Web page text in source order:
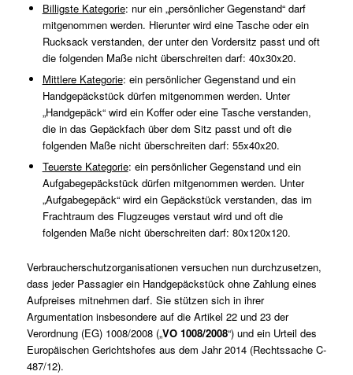
Billigste Kategorie: nur ein „persönlicher Gegenstand“ darf
mitgenommen werden. Hierunter wird eine Tasche oder ein
Rucksack verstanden, der unter den Vordersitz passt und oft
die folgenden Maße nicht überschreiten darf: 40x30x20.
Mittlere Kategorie: ein persönlicher Gegenstand und ein
Handgepäckstück dürfen mitgenommen werden. Unter
„Handgepäck“ wird ein Koffer oder eine Tasche verstanden,
die in das Gepäckfach über dem Sitz passt und oft die
folgenden Maße nicht überschreiten darf: 55x40x20.
Teuerste Kategorie: ein persönlicher Gegenstand und ein
Aufgabegepäckstück dürfen mitgenommen werden. Unter
„Aufgabegepäck“ wird ein Gepäckstück verstanden, das im
Frachtraum des Flugzeuges verstaut wird und oft die
folgenden Maße nicht überschreiten darf: 80x120x120.
Verbraucherschutzorganisationen versuchen nun durchzusetzen,
dass jeder Passagier ein Handgepäckstück ohne Zahlung eines
Aufpreises mitnehmen darf. Sie stützen sich in ihrer
Argumentation insbesondere auf die Artikel 22 und 23 der
Verordnung (EG) 1008/2008 („VO 1008/2008“) und ein Urteil des
Europäischen Gerichtshofes aus dem Jahr 2014 (Rechtssache C-
487/12).